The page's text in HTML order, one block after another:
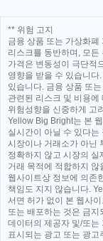
** 위험 고지
금융 상품 또는 가상화
리스크를 동반하며, 모
가격은 변동성이 극단적
영향을 받을 수 있습니다
있습니다. 금융 상품 또
관련된 리스크 및 비용
위험성향을 신중하게 고
Yellow Big Bright는 본
실시간이 아닐 수 있다
시장이나 거래소가 아닌
정확하지 않고 시장의 실
거래 목적에 적합하지
웹사이트상 정보에 의존
책임도 지지 않습니다.
서면 허가 없이 본 웹사
또는 배포하는 것은 금
데이터의 제공자 및/또
표시되는 광고 또는 광